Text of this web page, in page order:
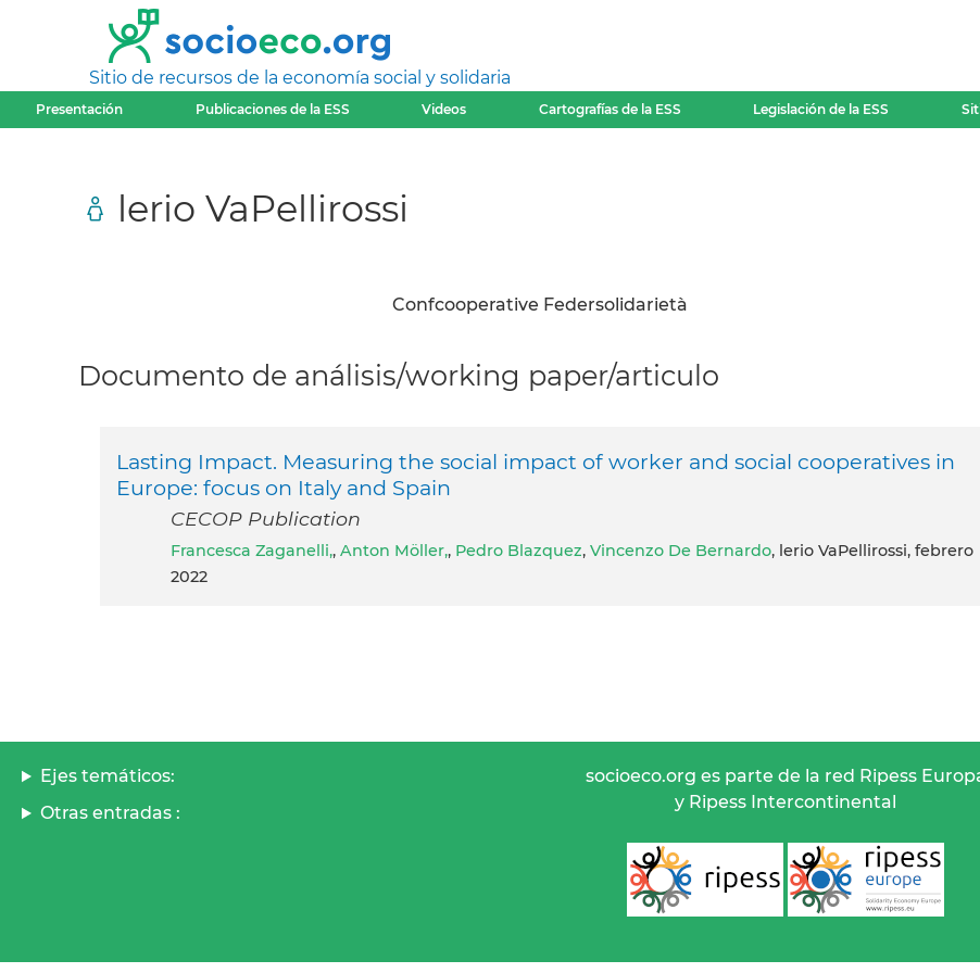
Sitio de recursos de la economía social y solidaria
Presentación Publicaciones de la ESS Videos Cartografías de la ESS Legislación de la ESS
lerio VaPellirossi
Confcooperative Federsolidarietà
Documento de análisis/working paper/articulo
Lasting Impact. Measuring the social impact of worker and social cooperatives in
Europe: focus on Italy and Spain
CECOP Publication
Francesca Zaganelli,, Anton Möller,, Pedro Blazquez, Vincenzo De Bernardo, lerio VaPellirossi, febrero
2022
Ejes temáticos:
Otras entradas :
socioeco.org es parte de la red Ripess
y Ripess Intercontinental